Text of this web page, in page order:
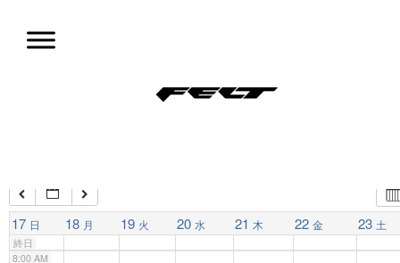
ン
17 日 18 月 19 火 20 水 21 木 22 金 23 土
終日
4:00 AM
7:00 AM
8:00 AM